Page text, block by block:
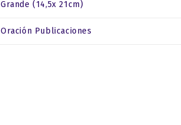
Grande (14,5x 21cm)
Oración Publicaciones